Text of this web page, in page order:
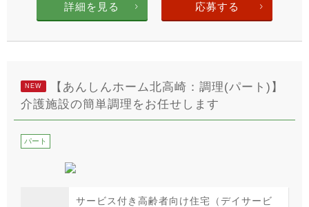
詳細を見る 応募する
NEW
【あんしんホーム北高崎：調理(パート)】
介護施設の簡単調理をお任せします
パート
サービス付き高齢者向け住宅（デイサービ